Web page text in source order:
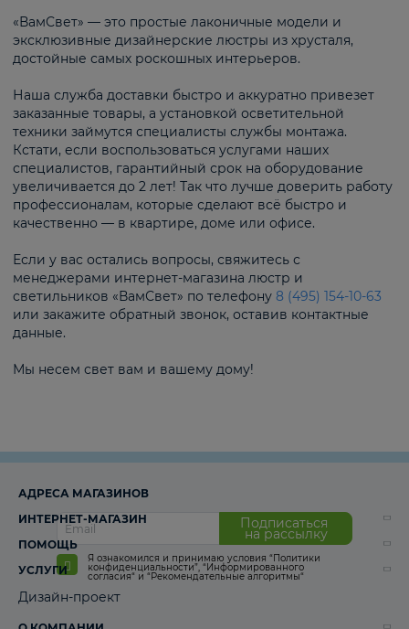
«ВамСвет» — это простые лаконичные модели и
эксклюзивные дизайнерские люстры из хрусталя,
достойные самых роскошных интерьеров.
Наша служба доставки быстро и аккуратно привезет
заказанные товары, а установкой осветительной
техники займутся специалисты службы монтажа.
Кстати, если воспользоваться услугами наших
специалистов, гарантийный срок на оборудование
увеличивается до 2 лет! Так что лучше доверить работу
профессионалам, которые сделают всё быстро и
качественно — в квартире, доме или офисе.
Если у вас остались вопросы, свяжитесь с
менеджерами интернет-магазина люстр и
светильников «ВамСвет» по телефону 8 (495) 154-10-63
или закажите обратный звонок, оставив контактные
данные.
Мы несем свет вам и вашему дому!
Подписаться
на рассылку
Я ознакомился и принимаю условия “Политики
конфиденциальности”, “Информированного
согласия“ и “Рекомендательные алгоритмы“
АДРЕСА МАГАЗИНОВ
ИНТЕРНЕТ-МАГАЗИН
ПОМОЩЬ
УСЛУГИ
Дизайн-проект